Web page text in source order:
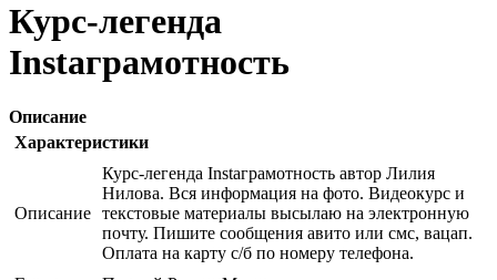
Курс-легенда
Instaграмотность
Описание
Характеристики
Описание
Курс-легенда Instaграмотность автор Лилия
Нилова. Вся информация на фото. Видеокурс и
текстовые материалы высылаю на электронную
почту. Пишите сообщения авито или смс, вацап.
Оплата на карту с/б по номеру телефона.